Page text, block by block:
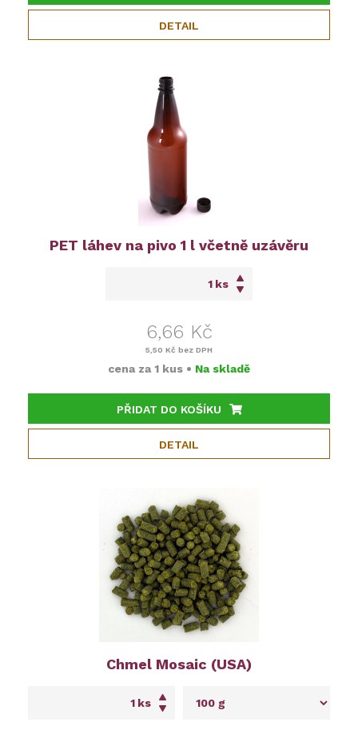
DETAIL
PET láhev na pivo 1 l včetně uzávěru
ks
6,66 Kč
5,50 Kč bez DPH
cena za 1 kus • Na skladě
PŘIDAT DO KOŠÍKU
DETAIL
Chmel Mosaic (USA)
ks